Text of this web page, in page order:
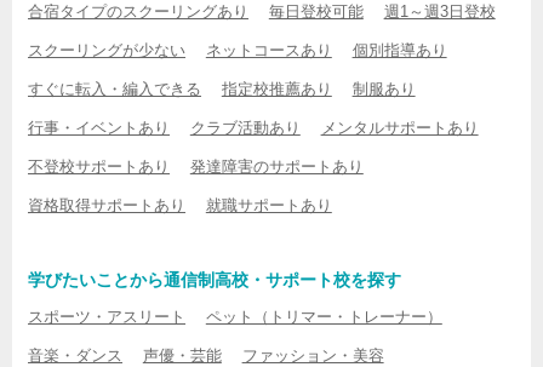
合宿タイプのスクーリングあり 毎日登校可能 週1～週3日登校
スクーリングが少ない ネットコースあり 個別指導あり
すぐに転入・編入できる 指定校推薦あり 制服あり
行事・イベントあり クラブ活動あり メンタルサポートあり
不登校サポートあり 発達障害のサポートあり
資格取得サポートあり 就職サポートあり
学びたいことから通信制高校・サポート校を探す
スポーツ・アスリート ペット（トリマー・トレーナー）
音楽・ダンス 声優・芸能 ファッション・美容